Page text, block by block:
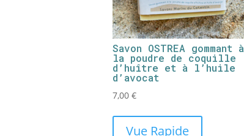
Savon OSTREA gommant à
la poudre de coquille
d’huître et à l’huile
d’avocat
7,00€
Vue Rapide